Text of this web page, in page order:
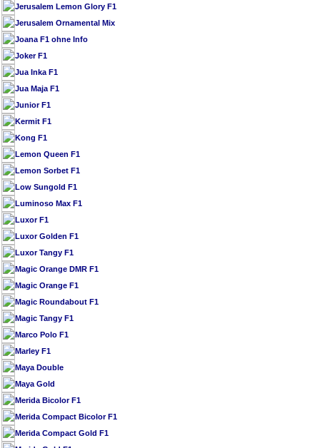
Jerusalem Lemon Glory F1
Jerusalem Ornamental Mix
Joana F1 ohne Info
Joker F1
Jua Inka F1
Jua Maja F1
Junior F1
Kermit F1
Kong F1
Lemon Queen F1
Lemon Sorbet F1
Low Sungold F1
Luminoso Max F1
Luxor F1
Luxor Golden F1
Luxor Tangy F1
Magic Orange DMR F1
Magic Orange F1
Magic Roundabout F1
Magic Tangy F1
Marco Polo F1
Marley F1
Maya Double
Maya Gold
Merida Bicolor F1
Merida Compact Bicolor F1
Merida Compact Gold F1